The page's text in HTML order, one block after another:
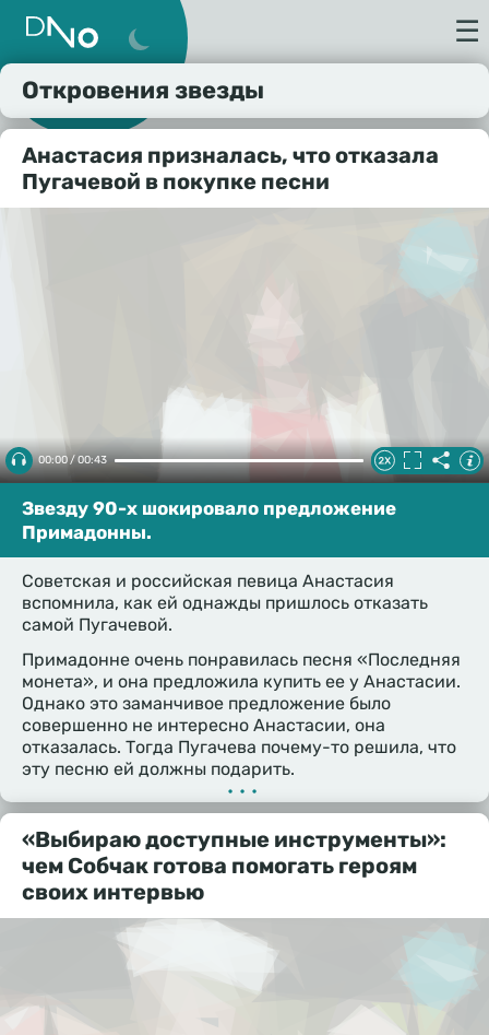
☰
Откровения звезды
Анастасия призналась, что отказала
Пугачевой в покупке песни
00:00 / 00:43
Звезду 90-х шокировало предложение
Примадонны.
Советская и российская певица Анастасия
вспомнила, как ей однажды пришлось отказать
самой Пугачевой.
Примадонне очень понравилась песня «Последняя
монета», и она предложила купить ее у Анастасии.
Однако это заманчивое предложение было
совершенно не интересно Анастасии, она
отказалась. Тогда Пугачева почему-то решила, что
эту песню ей должны подарить.
•••
«Выбираю доступные инструменты»:
чем Собчак готова помогать героям
своих интервью